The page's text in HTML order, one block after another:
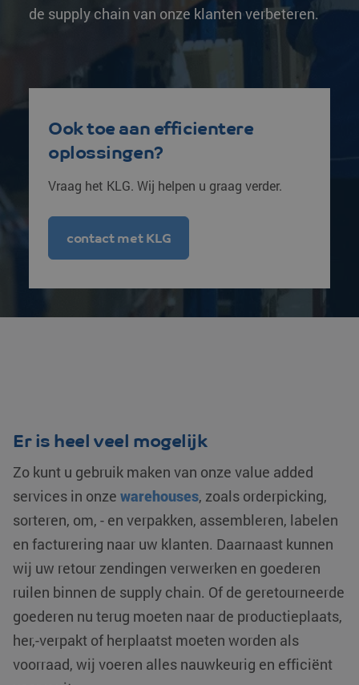
de supply chain van onze klanten verbeteren.
Ook toe aan efficientere
oplossingen?
Vraag het KLG. Wij helpen u graag verder.
contact met KLG
Er is heel veel mogelijk
Zo kunt u gebruik maken van onze value added
services in onze warehouses, zoals orderpicking,
sorteren, om, - en verpakken, assembleren, labelen
en facturering naar uw klanten. Daarnaast kunnen
wij uw retour zendingen verwerken en goederen
ruilen binnen de supply chain. Of de geretourneerde
goederen nu terug moeten naar de productieplaats,
her,-verpakt of herplaatst moeten worden als
voorraad, wij voeren alles nauwkeurig en efficiënt